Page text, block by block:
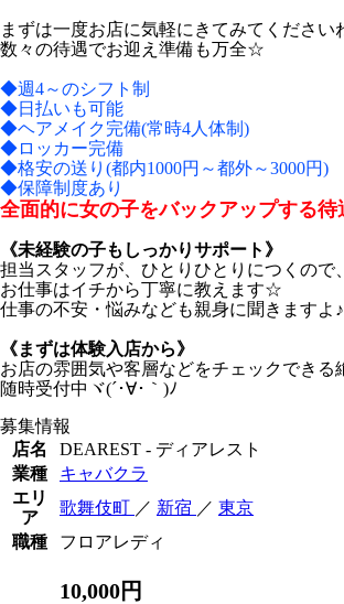
まずは一度お店に気軽にきてみてくださ
数々の待遇でお迎え準備も万全☆
◆週4～のシフト制
◆日払いも可能
◆ヘアメイク完備(常時4人体制)
◆ロッカー完備
◆格安の送り(都内1000円～都外～3000円)
◆保障制度あり
全面的に女の子をバックアップする待
《未経験の子もしっかりサポート》
担当スタッフが、ひとりひとりにつくので、
お仕事はイチから丁寧に教えます☆
仕事の不安・悩みなども親身に聞きますよ♪
《まずは体験入店から》
お店の雰囲気や客層などをチェックでき
随時受付中ヾ(´･∀･｀)ﾉ
募集情報
店名
DEAREST - ディアレスト
業種
キャバクラ
エリ
ア
歌舞伎町 ／ 新宿 ／ 東京
職種
フロアレディ
10,000円